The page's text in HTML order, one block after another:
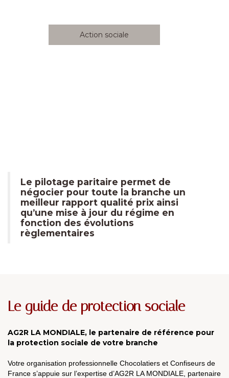
Action sociale
Le pilotage paritaire permet de
négocier pour toute la branche un
meilleur rapport qualité prix ainsi
qu’une mise à jour du régime en
fonction des évolutions
règlementaires
Le guide de protection sociale
AG2R LA MONDIALE, le partenaire de référence pour
la protection sociale de votre branche
Votre organisation professionnelle Chocolatiers et Confiseurs de
France s’appuie sur l’expertise d’AG2R LA MONDIALE, partenaire